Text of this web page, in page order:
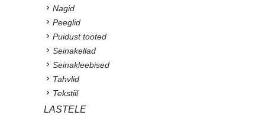
Nagid
Peeglid
Puidust tooted
Seinakellad
Seinakleebised
Tahvlid
Tekstiil
LASTELE